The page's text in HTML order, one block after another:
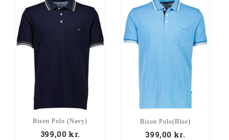
Bison Polo (Navy)
399,00kr.
Bison Polo(Blue)
399,00 kr.